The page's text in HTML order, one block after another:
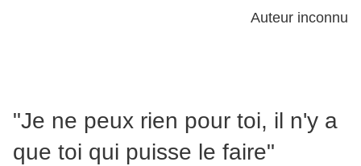
Auteur inconnu
"Je ne peux rien pour toi, il n'y a
que toi qui puisse le faire"